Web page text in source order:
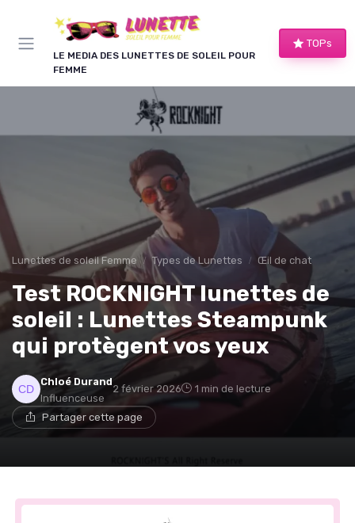
LE MEDIA DES LUNETTES DE SOLEIL POUR
FEMME
TOPs
Lunettes de soleil Femme Types de Lunettes Œil de chat
Test ROCKNIGHT lunettes de
soleil : Lunettes Steampunk
qui protègent vos yeux
Chloé Durand
Influenceuse
2 février 2026 1 min de lecture
Partager cette page